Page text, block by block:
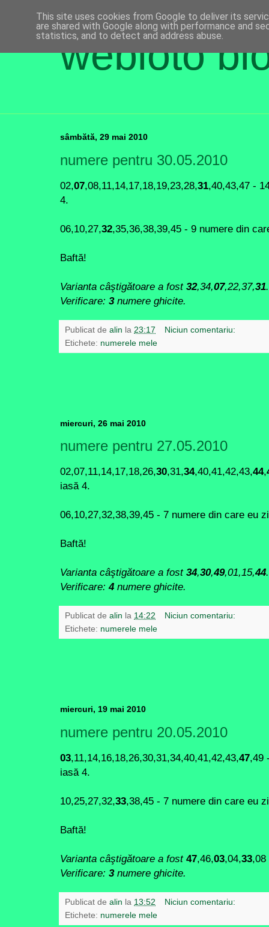
webloto
sâmbătă, 29 mai 2010
numere pentru 30.05.2010
02,07,08,11,14,17,18,19,23,28,31,40,43,47 -
4.
06,10,27,32,35,36,38,39,45 - 9 numere din
Baftă!
Varianta câştigătoare a fost 32,34,07,22,37,31.
Verificare: 3numere ghicite.
Publicat de alin la 23:17
Niciun comentariu:
Etichete: numerele mele
miercuri, 26 mai 2010
numere pentru 27.05.2010
02,07,11,14,17,18,26,30,31,34,40,41,42,43,44,
iasă 4.
06,10,27,32,38,39,45 - 7 numere din care eu
Baftă!
Varianta câştigătoare a fost 34,30,49,01,15,44.
Verificare:4 numere ghicite.
Publicat de alin la 14:22
Niciun comentariu:
Etichete: numerele mele
miercuri, 19 mai 2010
numere pentru 20.05.2010
03,11,14,16,18,26,30,31,34,40,41,42,43,47,49
iasă 4.
10,25,27,32,33,38,45 - 7 numere din care eu
Baftă!
Varianta câştigătoare a fost 47,46,03,04,33,08
Verificare: 3numere ghicite.
Publicat de alin la 13:52
Niciun comentariu:
Etichete: numerele mele
This site uses cookies from Google to deliver its
are shared with Google along with performance and
statistics, and to detect and address abuse.